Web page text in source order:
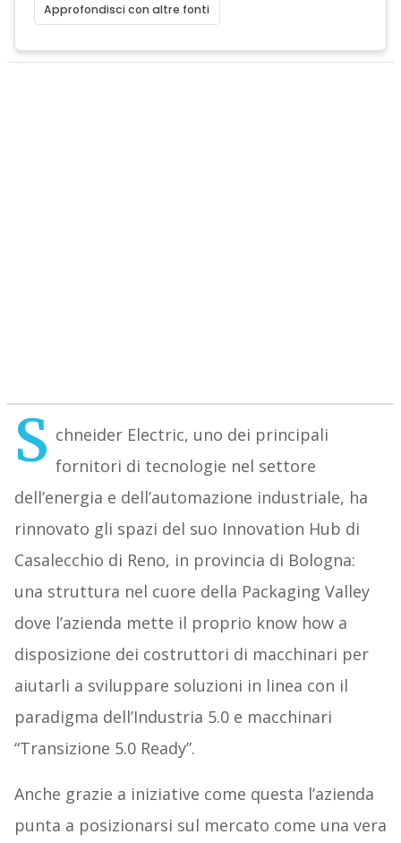
Approfondisci con altre fonti
S chneider Electric, uno dei principali
fornitori di tecnologie nel settore
dell’energia e dell’automazione industriale, ha
rinnovato gli spazi del suo Innovation Hub di
Casalecchio di Reno, in provincia di Bologna:
una struttura nel cuore della Packaging Valley
dove l’azienda mette il proprio know how a
disposizione dei costruttori di macchinari per
aiutarli a sviluppare soluzioni in linea con il
paradigma dell’Industria 5.0 e macchinari
“Transizione 5.0 Ready”.
Anche grazie a iniziative come questa l’azienda
punta a posizionarsi sul mercato come una vera